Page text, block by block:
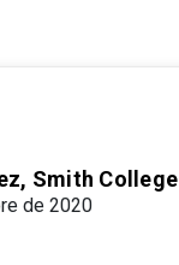
Smith College
de 2020